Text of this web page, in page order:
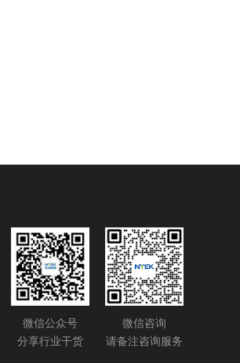
微信公众号
分享行业干货
微信咨询
请备注咨询服务